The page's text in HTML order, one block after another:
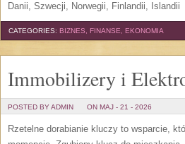
Danii, Szwecji, Norwegii, Finlandii, Islandii
CATEGORIES: BIZNES, FINANSE, EKONOMIA
Immobilizery i
POSTED BY ADMIN ON MAJ - 21 - 2026
Rzetelne dorabianie kluczy to wsparcie,